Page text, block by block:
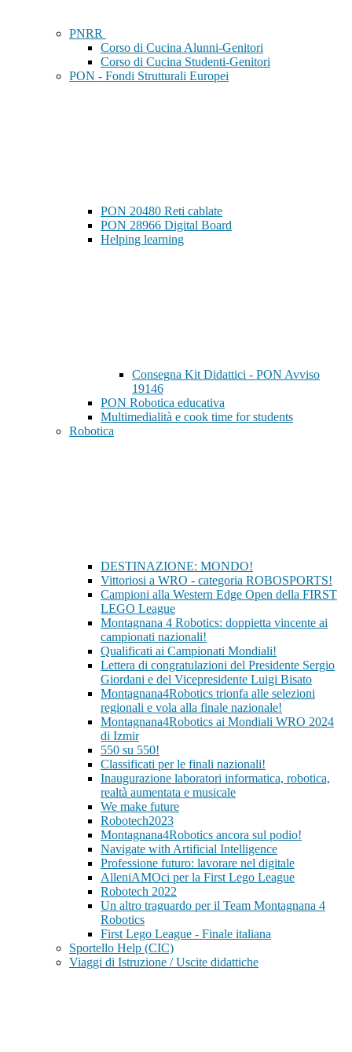
PNRR
Corso di Cucina Alunni-Genitori
Corso di Cucina Studenti-Genitori
PON - Fondi Strutturali Europei
PON 20480 Reti cablate
PON 28966 Digital Board
Helping learning
Consegna Kit Didattici - PON Avviso
19146
PON Robotica educativa
Multimedialità e cook time for students
Robotica
DESTINAZIONE: MONDO!
Vittoriosi a WRO - categoria ROBOSPORTS!
Campioni alla Western Edge Open della FIRST
LEGO League
Montagnana 4 Robotics: doppietta vincente ai
campionati nazionali!
Qualificati ai Campionati Mondiali!
Lettera di congratulazioni del Presidente Sergio
Giordani e del Vicepresidente Luigi Bisato
Montagnana4Robotics trionfa alle selezioni
regionali e vola alla finale nazionale!
Montagnana4Robotics ai Mondiali WRO 2024
di Izmir
550 su 550!
Classificati per le finali nazionali!
Inaugurazione laboratori informatica, robotica,
realtà aumentata e musicale
We make future
Robotech2023
Montagnana4Robotics ancora sul podio!
Navigate with Artificial Intelligence
Professione futuro: lavorare nel digitale
AlleniAMOci per la First Lego League
Robotech 2022
Un altro traguardo per il Team Montagnana 4
Robotics
First Lego League - Finale italiana
Sportello Help (CIC)
Viaggi di Istruzione / Uscite didattiche